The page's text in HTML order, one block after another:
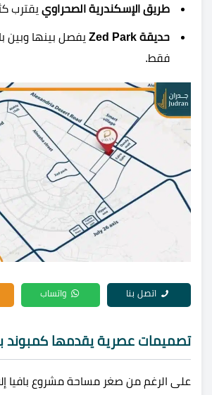
طريق الإسكندرية الصحراوي يقترب
حديقة Zed Park يفصل بينها وبين
فقط.
اتصل بنا واتساب
تصميمات عصرية يقدمها كمبوند
على الرغم من صغر مساحة مشروع بافيا